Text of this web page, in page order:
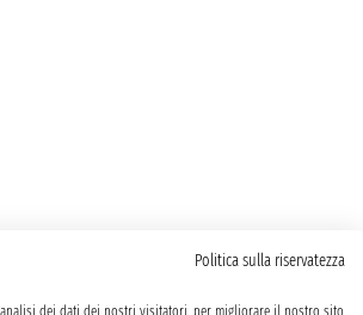
Politica sulla riservatezza
dei dati dei nostri visitatori, per migliorare il nostro sito